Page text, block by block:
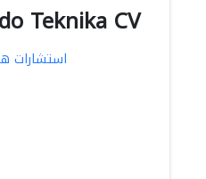
Teknika CV
استشارات